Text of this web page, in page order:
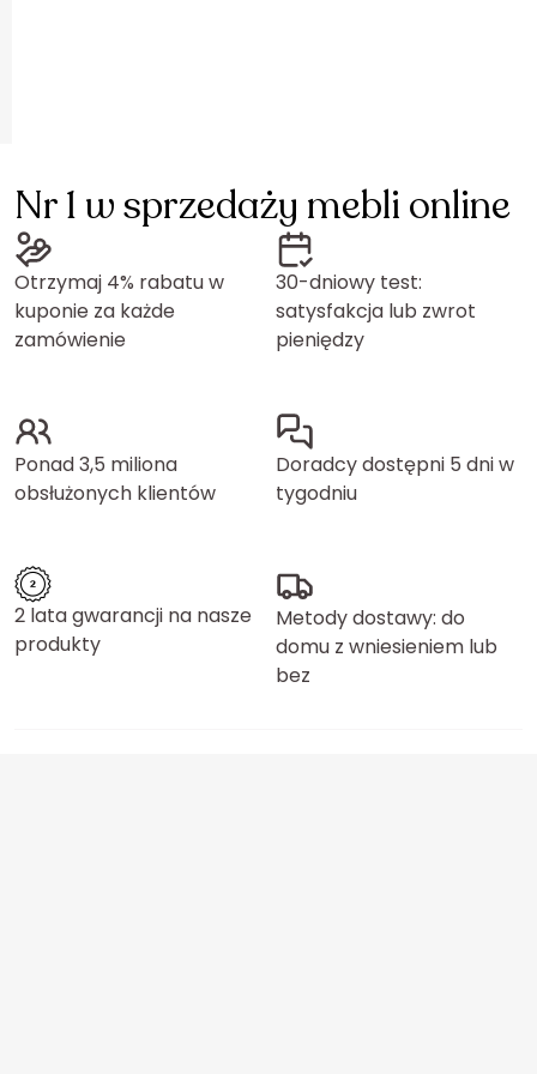
Nr 1 w sprzedaży mebli online
Otrzymaj 4% rabatu w
kuponie za każde
zamówienie
30-dniowy test:
satysfakcja lub zwrot
pieniędzy
Ponad 3,5 miliona
obsłużonych klientów
Doradcy dostępni 5 dni w
tygodniu
2 lata gwarancji na nasze
produkty
Metody dostawy: do
domu z wniesieniem lub
bez